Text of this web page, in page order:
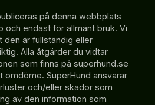
på denna webbplats
och endast för allmänt bruk. Vi
den är fullständig eller
Alla åtgärder du vidtar
som finns på superhund.se
omdöme. SuperHund ansvarar
och/eller skador som
av den information som